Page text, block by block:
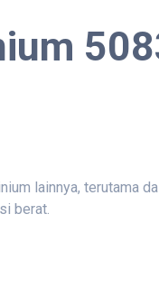
lainnya, terutama
berat.